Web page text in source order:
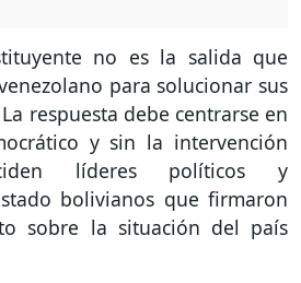
no es la salida que
para solucionar sus
respuesta debe centrarse en
y sin la intervención
líderes políticos y
bolivianos que firmaron
sobre la situación del país